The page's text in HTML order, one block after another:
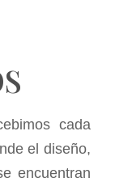
cada
el diseño,
encuentran